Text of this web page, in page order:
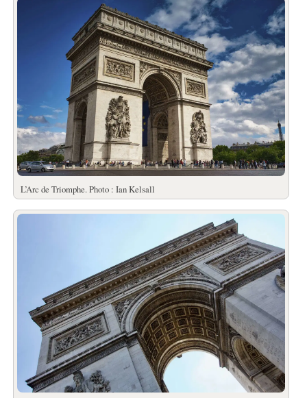
L’Arc de Triomphe. Photo : Ian Kelsall